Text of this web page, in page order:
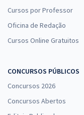
Cursos por Professor
Oficina de Redação
Cursos Online Gratuitos
CONCURSOS PÚBLICOS
Concursos 2026
Concursos Abertos